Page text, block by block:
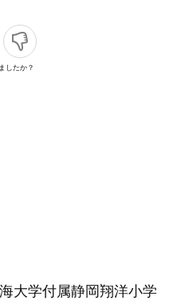
したか？
大学付属静岡翔洋小学